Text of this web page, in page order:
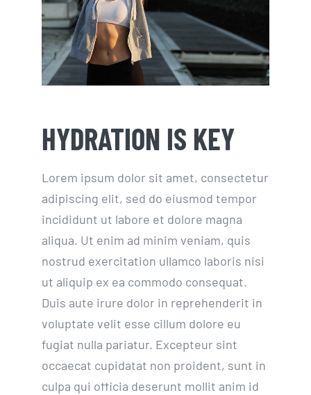
HYDRATION IS KEY
Lorem ipsum dolor sit amet, consectetur
adipiscing elit, sed do eiusmod tempor
incididunt ut labore et dolore magna
aliqua. Ut enim ad minim veniam, quis
nostrud exercitation ullamco laboris nisi
ut aliquip ex ea commodo consequat.
Duis aute irure dolor in reprehenderit in
voluptate velit esse cillum dolore eu
fugiat nulla pariatur. Excepteur sint
occaecat cupidatat non proident, sunt in
culpa qui officia deserunt mollit anim id